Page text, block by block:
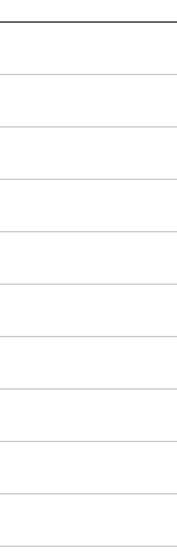
is not
The website owner
the list of